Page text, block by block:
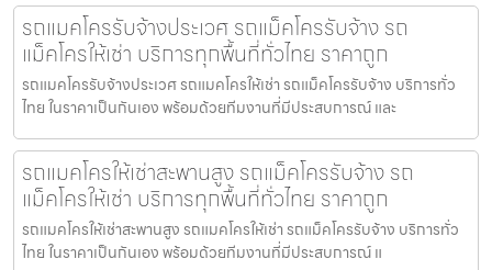
รถแมคโครรับจ้างประเวศ รถแม็คโครรับจ้าง รถ
แม็คโครให้เช่า บริการทุกพื้นที่ทั่วไทย ราคาถูก
รถแมคโครรับจ้างประเวศ รถแมคโครให้เช่า รถแม็คโครรับจ้าง บริการทั่ว
ไทย ในราคาเป็นกันเอง พร้อมด้วยทีมงานที่มีประสบการณ์ และ
รถแมคโครให้เช่าสะพานสูง รถแม็คโครรับจ้าง รถ
แม็คโครให้เช่า บริการทุกพื้นที่ทั่วไทย ราคาถูก
รถแมคโครให้เช่าสะพานสูง รถแมคโครให้เช่า รถแม็คโครรับจ้าง บริการทั่ว
ไทย ในราคาเป็นกันเอง พร้อมด้วยทีมงานที่มีประสบการณ์ แ